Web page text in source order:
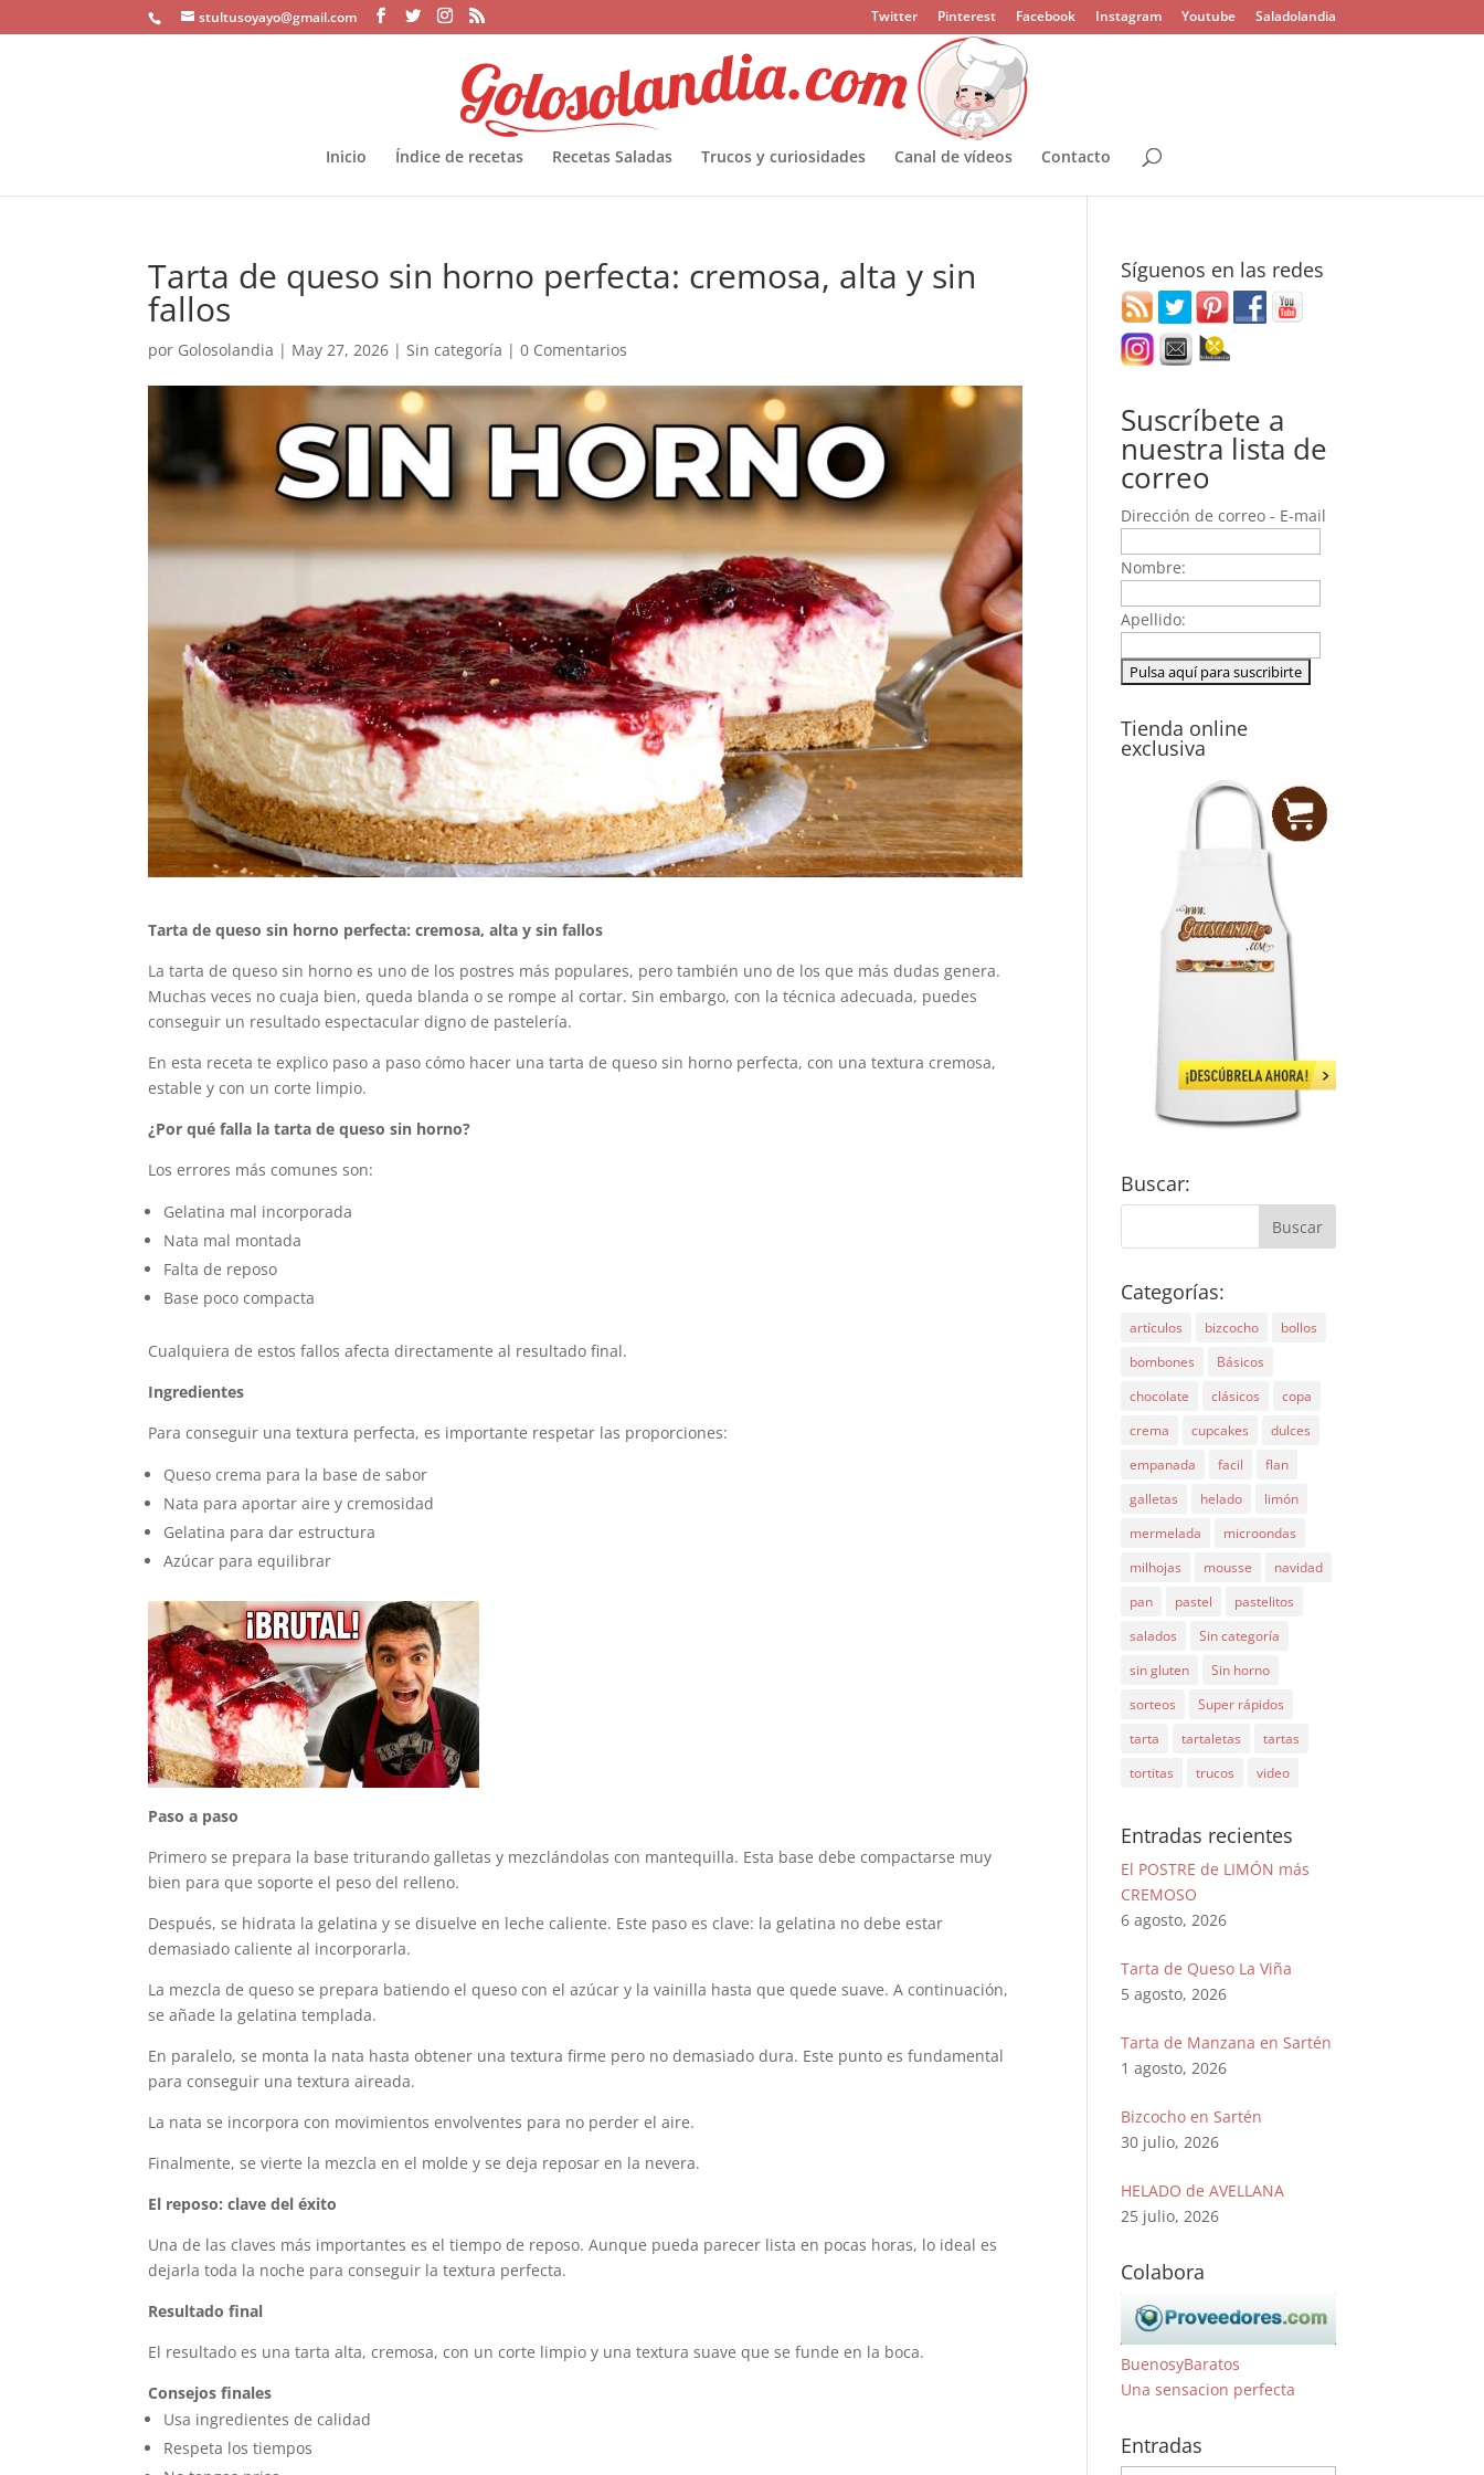
stultusoyayo@gmail.com Twitter Pinterest Facebook Instagram Youtube Saladolandia
Inicio Índice de recetas Recetas Saladas Trucos y curiosidades Canal de vídeos Contacto
Tarta de queso sin horno perfecta: cremosa, alta y sin
fallos
por Golosolandia | May 27, 2026 |Sin categoría |0 Comentarios
Tarta de queso sin horno perfecta: cremosa, alta y sin fallos
La tarta de queso sin horno es uno de los postres más populares, pero también uno de los que más dudas genera.
Muchas veces no cuaja bien, queda blanda o se rompe al cortar. Sin embargo, con la técnica adecuada, puedes
conseguir un resultado espectacular digno de pastelería.
En esta receta te explico paso a paso cómo hacer una tarta de queso sin horno perfecta, con una textura cremosa,
estable y con un corte limpio.
¿Por qué falla la tarta de queso sin horno?
Los errores más comunes son:
Gelatina mal incorporada
Nata mal montada
Falta de reposo
Base poco compacta
Cualquiera de estos fallos afecta directamente al resultado final.
Ingredientes
Para conseguir una textura perfecta, es importante respetar las proporciones:
Queso crema para la base de sabor
Nata para aportar aire y cremosidad
Gelatina para dar estructura
Azúcar para equilibrar
Paso a paso
Primero se prepara la base triturando galletas y mezclándolas con mantequilla. Esta base debe compactarse muy
bien para que soporte el peso del relleno.
Después, se hidrata la gelatina y se disuelve en leche caliente. Este paso es clave: la gelatina no debe estar
demasiado caliente al incorporarla.
La mezcla de queso se prepara batiendo el queso con el azúcar y la vainilla hasta que quede suave. A continuación,
se añade la gelatina templada.
En paralelo, se monta la nata hasta obtener una textura firme pero no demasiado dura. Este punto es fundamental
para conseguir una textura aireada.
La nata se incorpora con movimientos envolventes para no perder el aire.
Finalmente, se vierte la mezcla en el molde y se deja reposar en la nevera.
El reposo: clave del éxito
Una de las claves más importantes es el tiempo de reposo. Aunque pueda parecer lista en pocas horas, lo ideal es
dejarla toda la noche para conseguir la textura perfecta.
Resultado final
El resultado es una tarta alta, cremosa, con un corte limpio y una textura suave que se funde en la boca.
Consejos finales
Usa ingredientes de calidad
Respeta los tiempos
Síguenos en las redes
Suscríbete a
nuestra lista de
correo
Dirección de correo - E-mail
Nombre:
Apellido:
Tienda online
exclusiva
Buscar:
Categorías:
artículos bizcocho
bollos
bombones
Básicos
chocolate
clásicos
copa
crema
cupcakes
dulces
empanada
facil
flan
galletas
helado
limón
mermelada
microondas
milhojas
mousse
navidad
pan
pastel
pastelitos
salados
Sin categoría
sin gluten
Sin horno
sorteos
Super rápidos
tarta
tartaletas
tartas
tortitas
trucos video
Entradas recientes
El POSTRE de LIMÓN más
CREMOSO
6 agosto, 2026
Tarta de Queso La Viña
5 agosto, 2026
Tarta de Manzana en Sartén
1 agosto, 2026
Bizcocho en Sartén
30 julio, 2026
HELADO de AVELLANA
25 julio, 2026
Colabora
BuenosyBaratos
Una sensacion perfecta
Entradas